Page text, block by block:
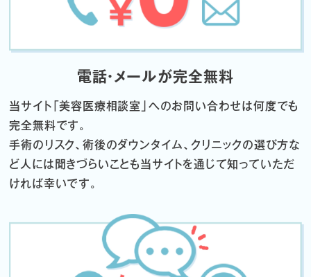
電話・メールが完全無料
当サイト「美容医療相談室」へのお問い合わせは何度でも
完全無料です。
手術のリスク、術後のダウンタイム、クリニックの選び方な
ど 人には聞きづらいことも当サイトを通じて知っていただ
ければ幸いです。